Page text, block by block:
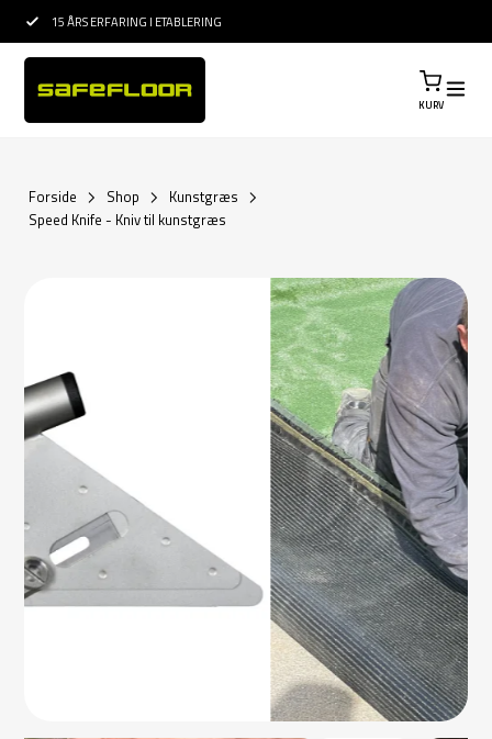
15 ÅRS ERFARING I ETABLERING
KURV
Forside Shop
Kunstgræs
Speed Knife - Kniv til kunstgræs